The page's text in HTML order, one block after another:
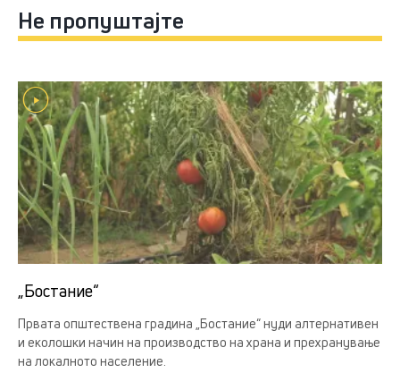
Не пропуштајте
„Бостание“
Првата општествена градина „Бостание“ нуди алтернативен
и еколошки начин на производство на храна и прехранување
на локалното население.